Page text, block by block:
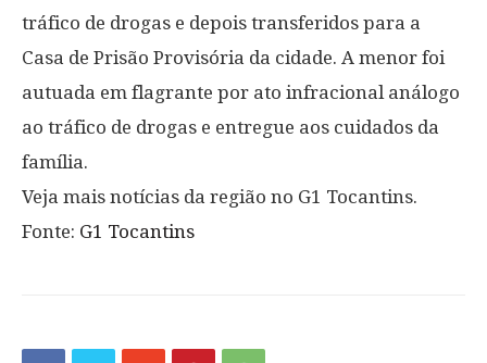
tráfico de drogas e depois transferidos para a
Casa de Prisão Provisória da cidade. A menor foi
autuada em flagrante por ato infracional análogo
ao tráfico de drogas e entregue aos cuidados da
família.
Veja mais notícias da região no G1 Tocantins.
Fonte: G1 Tocantins